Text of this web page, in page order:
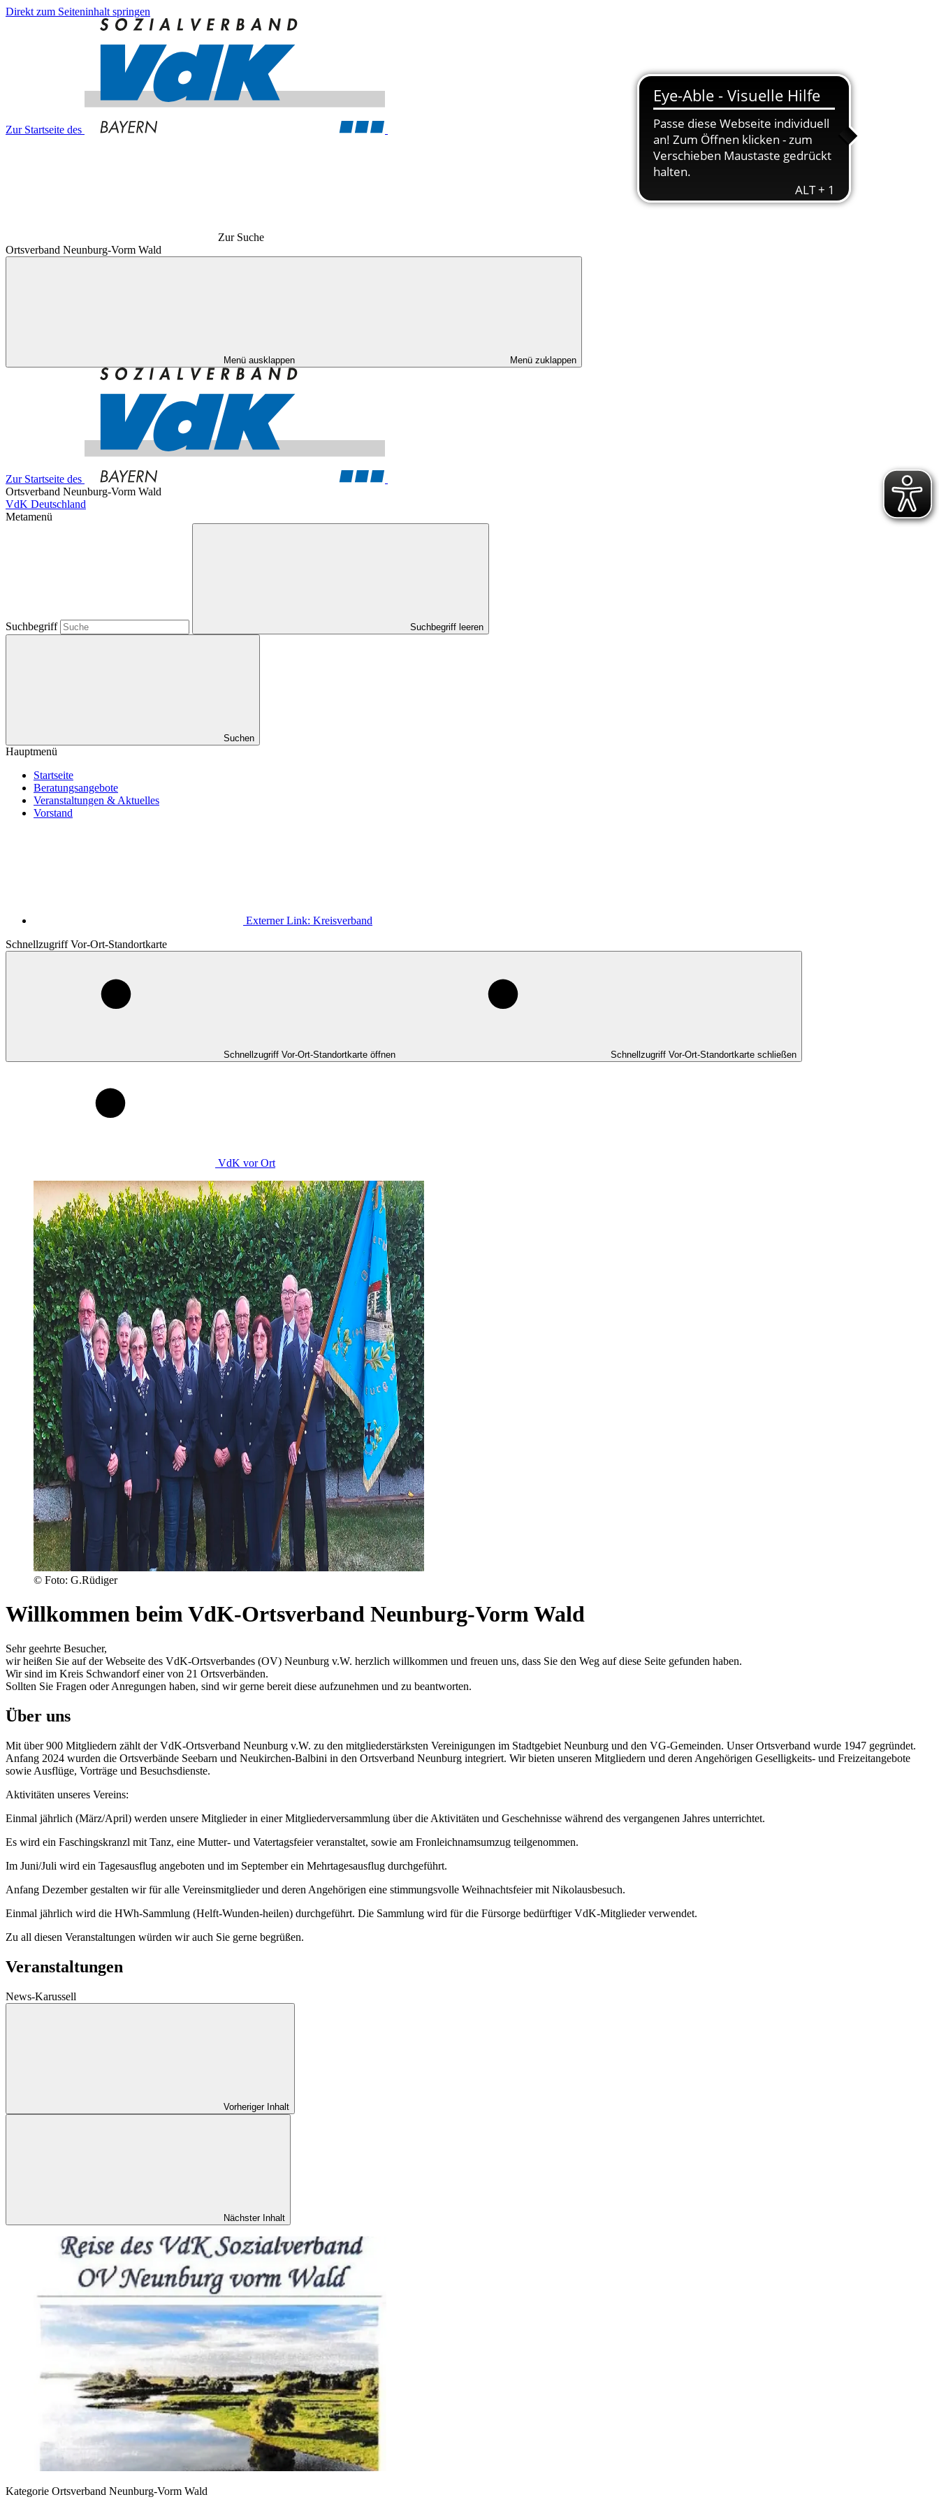
Direkt zum Seiteninhalt springen
Zur Startseite des
Zur Suche
Ortsverband Neunburg-Vorm Wald
Menü ausklappen Menü zuklappen
Zur Startseite des
Ortsverband Neunburg-Vorm Wald
VdK Deutschland
Metamenü
Suchbegriff Suchbegriff leeren
Suchen
Hauptmenü
Startseite
Beratungsangebote
Veranstaltungen & Aktuelles
Vorstand
Externer Link: Kreisverband
Schnellzugriff Vor-Ort-Standortkarte
Schnellzugriff Vor-Ort-Standortkarte öffnen Schnellzugriff Vor-Ort-Standortkarte schließen
VdK vor Ort
© Foto: G.Rüdiger
Willkommen beim VdK-Ortsverband Neunburg-Vorm Wald
Sehr geehrte Besucher,
wir heißen Sie auf der Webseite des VdK-Ortsverbandes (OV) Neunburg v.W. herzlich willkommen und freuen uns, dass Sie den Weg auf diese Seite gefunden haben.
Wir sind im Kreis Schwandorf einer von 21 Ortsverbänden.
Sollten Sie Fragen oder Anregungen haben, sind wir gerne bereit diese aufzunehmen und zu beantworten.
Über uns
Mit über 900 Mitgliedern zählt der VdK-Ortsverband Neunburg v.W. zu den mitgliederstärksten Vereinigungen im Stadtgebiet Neunburg und den VG-Gemeinden. Unser Ortsverband wurde 1947 gegründet.
Anfang 2024 wurden die Ortsverbände Seebarn und Neukirchen-Balbini in den Ortsverband Neunburg integriert. Wir bieten unseren Mitgliedern und deren Angehörigen Geselligkeits- und Freizeitangebote
sowie Ausflüge, Vorträge und Besuchsdienste.
Aktivitäten unseres Vereins:
Einmal jährlich (März/April) werden unsere Mitglieder in einer Mitgliederversammlung über die Aktivitäten und Geschehnisse während des vergangenen Jahres unterrichtet.
Es wird ein Faschingskranzl mit Tanz, eine Mutter- und Vatertagsfeier veranstaltet, sowie am Fronleichnamsumzug teilgenommen.
Im Juni/Juli wird ein Tagesausflug angeboten und im September ein Mehrtagesausflug durchgeführt.
Anfang Dezember gestalten wir für alle Vereinsmitglieder und deren Angehörigen eine stimmungsvolle Weihnachtsfeier mit Nikolausbesuch.
Einmal jährlich wird die HWh-Sammlung (Helft-Wunden-heilen) durchgeführt. Die Sammlung wird für die Fürsorge bedürftiger VdK-Mitglieder verwendet.
Zu all diesen Veranstaltungen würden wir auch Sie gerne begrüßen.
Veranstaltungen
News-Karussell
Vorheriger Inhalt
Nächster Inhalt
Kategorie Ortsverband Neunburg-Vorm Wald